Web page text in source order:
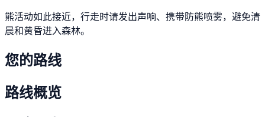
熊活动如此接近，行走时请发出声响、携带防熊喷雾，避免清
晨和黄昏进入森林。
您的路线
路线概览